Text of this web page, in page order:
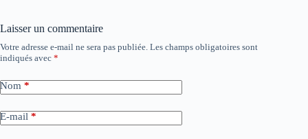
Laisser un commentaire
Votre adresse e-mail ne sera pas publiée. Les champs obligatoires sont
indiqués avec *
Nom *
E-mail *